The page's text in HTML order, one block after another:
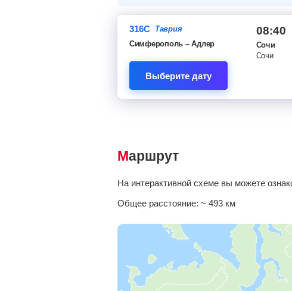
316С
таврия
Симферополь – Адлер
Выберите дату
08:40
Сочи
Сочи
Маршрут
На интерактивной схеме вы можете
Общее расстояние: ~ 493 км